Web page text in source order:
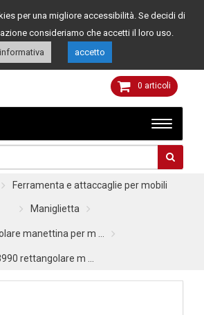
049 8015108 349 4262144
0 articoli
Ferramenta e attaccaglie per mobili
Maniglietta
manettina per m ...
rettangolare m ...
per una migliore accessibilità. Se decidi di
consideriamo che accetti il loro uso.
informativa
accetto